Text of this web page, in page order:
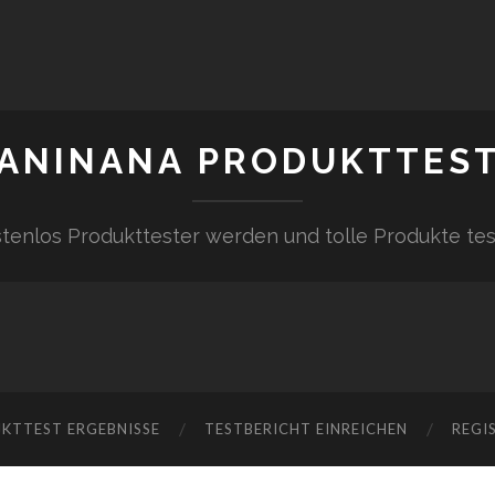
Produkttester werden und tolle Produkte
ERGEBNISSE TESTBERICHT EINREICHEN